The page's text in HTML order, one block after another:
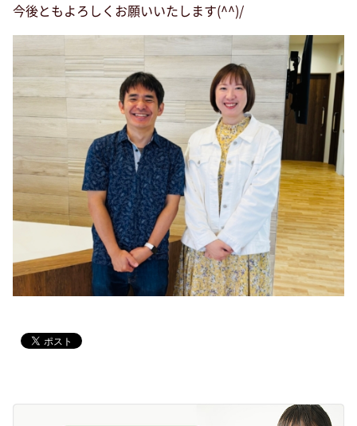
今後ともよろしくお願いいたします(^^)/